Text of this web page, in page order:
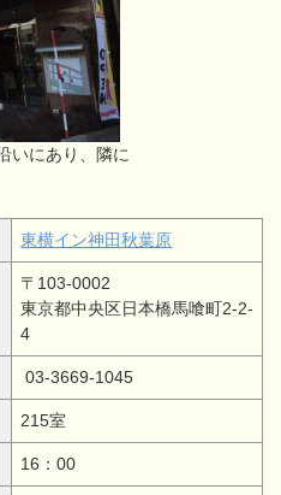
いにあり、隣に
東横イン神田秋葉原
〒103-0002
東京都中央区日本橋馬喰町2-2-
4
03-3669-1045
215室
16：00